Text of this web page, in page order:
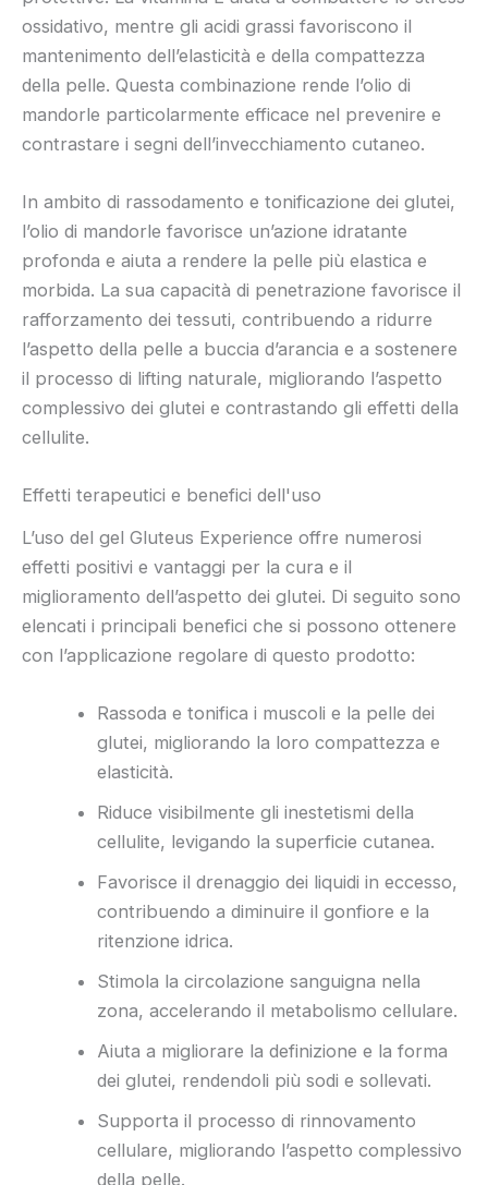
ossidativo, mentre gli acidi grassi favoriscono il
mantenimento dell’elasticità e della compattezza
della pelle. Questa combinazione rende l’olio di
mandorle particolarmente efficace nel prevenire e
contrastare i segni dell’invecchiamento cutaneo.
In ambito di rassodamento e tonificazione dei glutei,
l’olio di mandorle favorisce un’azione idratante
profonda e aiuta a rendere la pelle più elastica e
morbida. La sua capacità di penetrazione favorisce il
rafforzamento dei tessuti, contribuendo a ridurre
l’aspetto della pelle a buccia d’arancia e a sostenere
il processo di lifting naturale, migliorando l’aspetto
complessivo dei glutei e contrastando gli effetti della
cellulite.
Effetti terapeutici e benefici dell'uso
L’uso del gel Gluteus Experience offre numerosi
effetti positivi e vantaggi per la cura e il
miglioramento dell’aspetto dei glutei. Di seguito sono
elencati i principali benefici che si possono ottenere
con l’applicazione regolare di questo prodotto:
Rassoda e tonifica i muscoli e la pelle dei
glutei, migliorando la loro compattezza e
elasticità.
Riduce visibilmente gli inestetismi della
cellulite, levigando la superficie cutanea.
Favorisce il drenaggio dei liquidi in eccesso,
contribuendo a diminuire il gonfiore e la
ritenzione idrica.
Stimola la circolazione sanguigna nella
zona, accelerando il metabolismo cellulare.
Aiuta a migliorare la definizione e la forma
dei glutei, rendendoli più sodi e sollevati.
Supporta il processo di rinnovamento
cellulare, migliorando l’aspetto complessivo
della pelle.